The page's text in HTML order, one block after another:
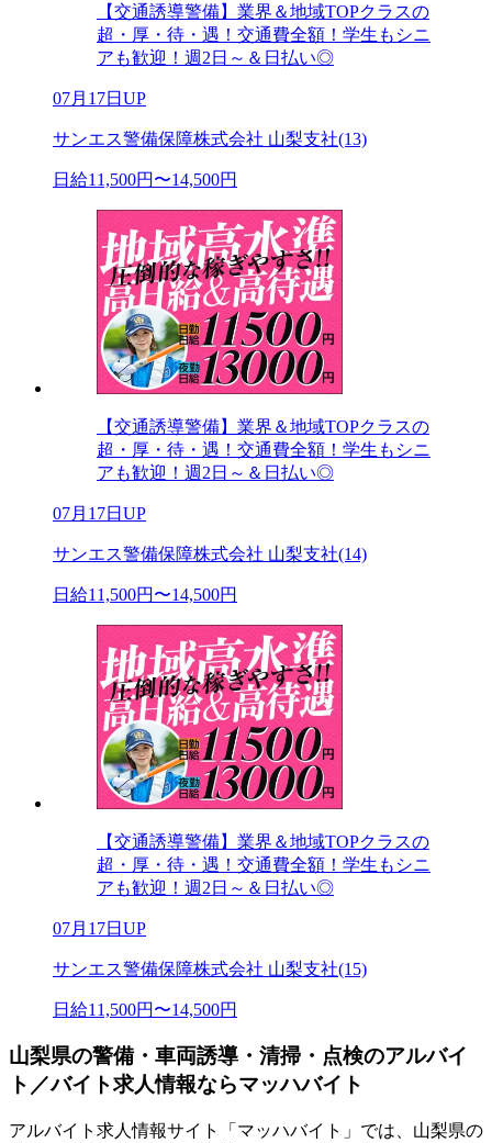
【交通誘導警備】業界＆地域TOPクラスの
超・厚・待・遇！交通費全額！学生もシニ
アも歓迎！週2日～＆日払い◎
07月17日UP
サンエス警備保障株式会社 山梨支社(13)
日給11,500円〜14,500円
【交通誘導警備】業界＆地域TOPクラスの
超・厚・待・遇！交通費全額！学生もシニ
アも歓迎！週2日～＆日払い◎
07月17日UP
サンエス警備保障株式会社 山梨支社(14)
日給11,500円〜14,500円
【交通誘導警備】業界＆地域TOPクラスの
超・厚・待・遇！交通費全額！学生もシニ
アも歓迎！週2日～＆日払い◎
07月17日UP
サンエス警備保障株式会社 山梨支社(15)
日給11,500円〜14,500円
山梨県の警備・車両誘導・清掃・点検のアルバイ
ト／バイト求人情報ならマッハバイト
アルバイト求人情報サイト「マッハバイト」では、山梨県の